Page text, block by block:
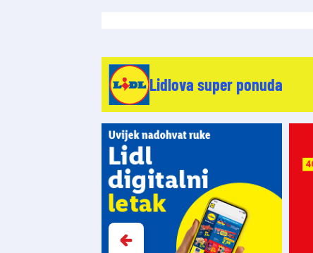
Lidlova super ponuda